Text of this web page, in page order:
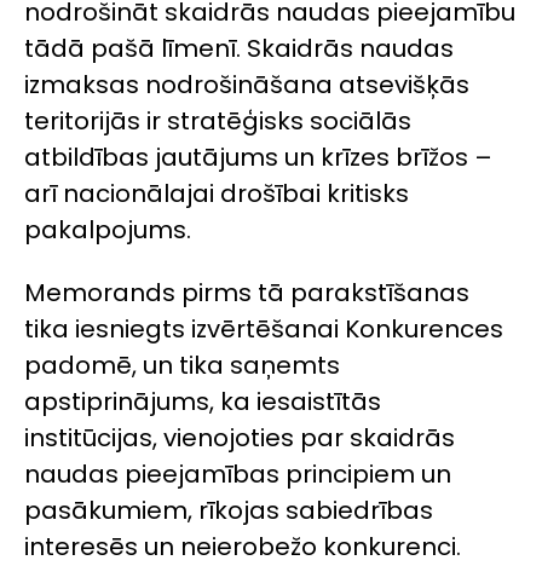
nodrošināt skaidrās naudas pieejamību
tādā pašā līmenī. Skaidrās naudas
izmaksas nodrošināšana atsevišķās
teritorijās ir stratēģisks sociālās
atbildības jautājums un krīzes brīžos –
arī nacionālajai drošībai kritisks
pakalpojums.
Memorands pirms tā parakstīšanas
tika iesniegts izvērtēšanai Konkurences
padomē, un tika saņemts
apstiprinājums, ka iesaistītās
institūcijas, vienojoties par skaidrās
naudas pieejamības principiem un
pasākumiem, rīkojas sabiedrības
interesēs un neierobežo konkurenci.